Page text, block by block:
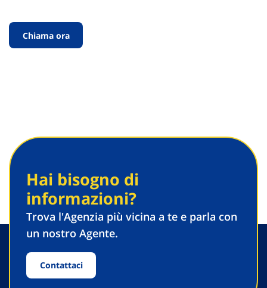
Chiama ora
Hai bisogno di
informazioni?
Trova l'Agenzia più vicina a te e parla con
un nostro Agente.
Contattaci